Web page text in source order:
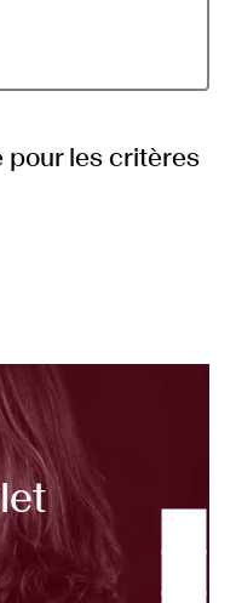
pour les critères